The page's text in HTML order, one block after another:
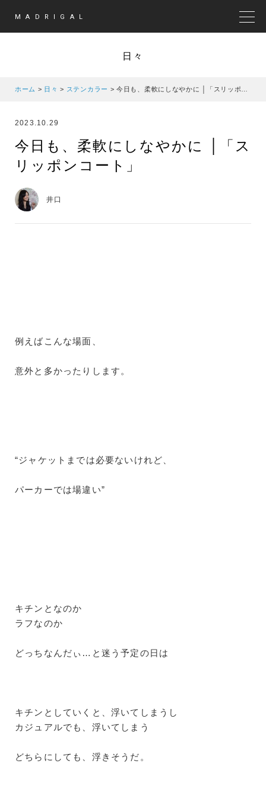
MADRIGAL
日々
ホーム > 日々 > ステンカラー >今日も、柔軟にしなやかに │「スリッポンコート」
2023.10.29
今日も、柔軟にしなやかに │「ス
リッポンコート」
井口
例えばこんな場面、
意外と多かったりします。
“ジャケットまでは必要ないけれど、
パーカーでは場違い”
キチンとなのか
ラフなのか
どっちなんだぃ…と迷う予定の日は
キチンとしていくと、浮いてしまうし
カジュアルでも、浮いてしまう
どちらにしても、浮きそうだ。